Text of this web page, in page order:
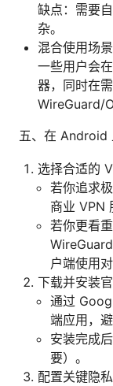
缺点：需要
杂。
混合使用场景
一些用户会
器，同时在
WireGuard/
五、在 Android
选择合适的
若你追求
商业 VPN
若你更看
户端使用
下载并安装
通过
端应用，
安装完成
要）。
配置关键隐